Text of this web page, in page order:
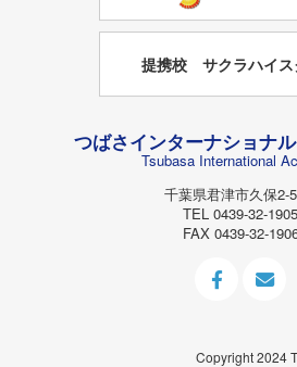
提携校 サクラハイス
つばさインターナショナ
Tsubasa International
千葉県君津市久保2-
TEL 0439-32-1905
FAX 0439-32-
facebook
お
問
Copyright 2024